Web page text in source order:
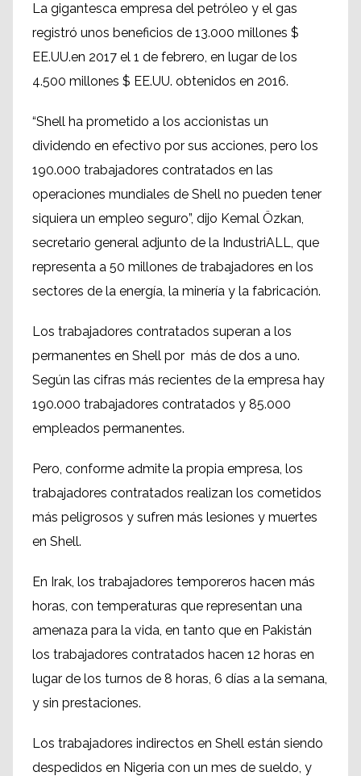
La gigantesca empresa del petróleo y el gas
registró unos beneficios de 13.000 millones $
EE.UU.en 2017 el 1 de febrero, en lugar de los
4.500 millones $ EE.UU. obtenidos en 2016.
“Shell ha prometido a los accionistas un
dividendo en efectivo por sus acciones, pero los
190.000 trabajadores contratados en las
operaciones mundiales de Shell no pueden tener
siquiera un empleo seguro”, dijo Kemal Özkan,
secretario general adjunto de la IndustriALL, que
representa a 50 millones de trabajadores en los
sectores de la energía, la minería y la fabricación.
Los trabajadores contratados superan a los
permanentes en Shell por más de dos a uno.
Según las cifras más recientes de la empresa hay
190.000 trabajadores contratados y 85.000
empleados permanentes.
Pero, conforme admite la propia empresa, los
trabajadores contratados realizan los cometidos
más peligrosos y sufren más lesiones y muertes
en Shell.
En Irak, los trabajadores temporeros hacen más
horas, con temperaturas que representan una
amenaza para la vida, en tanto que en Pakistán
los trabajadores contratados hacen 12 horas en
lugar de los turnos de 8 horas, 6 días a la semana,
y sin prestaciones.
Los trabajadores indirectos en Shell están siendo
despedidos en Nigeria con un mes de sueldo, y